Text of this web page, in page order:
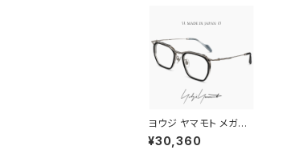
ヨウジ ヤマモト メガネ
日本製 19-0112 3 c0
3 Yohji Yamamoto
¥30,360